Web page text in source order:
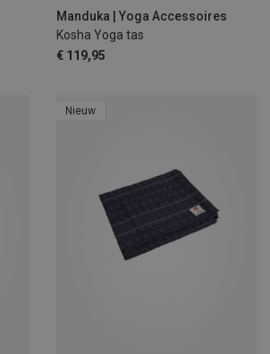
Manduka | Yoga Accessoires
Kosha Yoga tas
€ 119,95
Nieuw